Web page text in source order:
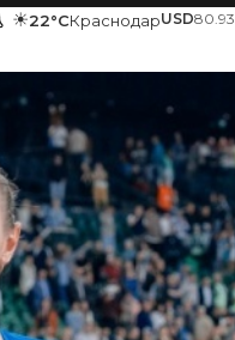
☀22°CКраснодарUSD80.93